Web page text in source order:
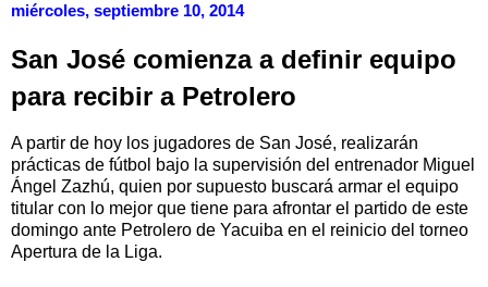
miércoles, septiembre 10, 2014
San José comienza a definir equipo
para recibir a Petrolero
A partir de hoy los jugadores de San José, realizarán
prácticas de fútbol bajo la supervisión del entrenador Miguel
Ángel Zazhú, quien por supuesto buscará armar el equipo
titular con lo mejor que tiene para afrontar el partido de este
domingo ante Petrolero de Yacuiba en el reinicio del torneo
Apertura de la Liga.